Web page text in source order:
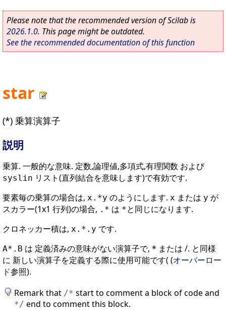
Please note that the recommended version of Scilab is
2026.1.0. This page might be outdated.
See the recommended documentation of this function
star
(*) 乗算演算子
説明
乗算. 一般的な意味. 定数,論理値,多項式,有理関数 および
syslin リスト(直列結合を意味します)で有効です.
要素毎の乗算の場合は, x.*y のようにします. x または y が
スカラー(1x1 行列)の場合, .* は *と同じになります.
クロネッカー積は, x.*.y です.
A*.B は 定義済みの意味がない演算子で, * または /. と同様
に 新しい演算子を定義する際に使用可能です( (オーバーロー
ド参照).
Remark that /* start to comment a block of code and
* / end to comment this block.